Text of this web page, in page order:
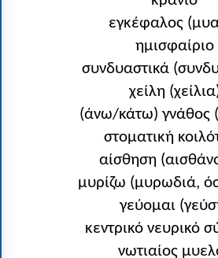
εγκέφαλος
ημισφαίριο
συνδυαστικά
χείλη
(άνω/κάτω) γνάθος
στοματική
αίσθηση
μυρίζω (μυρωδιά,
γεύομαι
κεντρικό νευρικό
νωτιαίος